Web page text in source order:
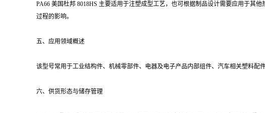
PA66 美国杜邦 8018HS 主要适用于注塑成型工艺，也可根据制品设计需要应用于其
过程的影响。
五、应用领域概述
该型号常用于工业结构件、机械零部件、电器及电子产品内部组件、汽车相关塑料配
六、供货形态与储存管理